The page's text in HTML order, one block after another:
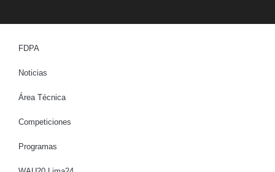
FDPA
Noticias
Área Técnica
Competiciones
Programas